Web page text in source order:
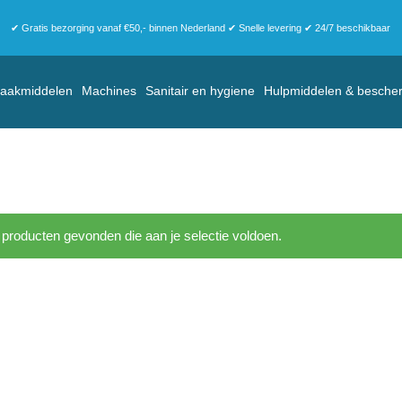
✔ Gratis bezorging vanaf €50,- binnen Nederland ✔ Snelle levering ✔ 24/7 beschikbaar
Machines Sanitair en hygiene Hulpmiddelen &
gevonden die aan je selectie voldoen.